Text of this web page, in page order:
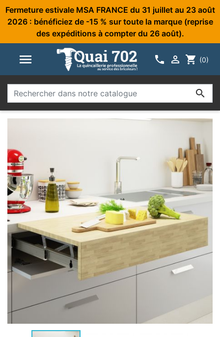
Fermeture estivale MSA FRANCE du 31 juillet au 23 août
2026 : bénéficiez de -15 % sur toute la marque (reprise
des expéditions à compter du 26 août).
   shopping_cart (0)
